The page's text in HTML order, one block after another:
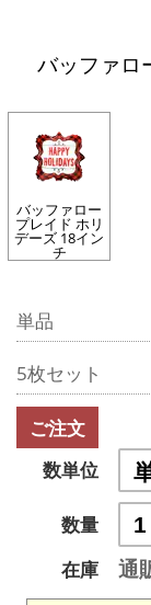
バッファロ
バッファロー
プレイド ホリ
デーズ 18イン
チ
単品
5枚セット
ご注文
数単位
数量
在庫
通